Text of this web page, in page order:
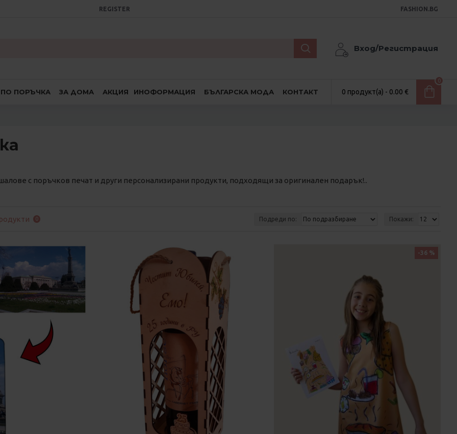
REGISTER FASHION.BG
Вход/Регистрация
ПО ПОРЪЧКА ЗА ДОМА АКЦИЯ ИНОФОРМАЦИЯ БЪЛГАРСКА МОДА КОНТАКТ 0 продукт(а) - 0.00 €
0
с поръчков печат и други персонализирани продукти, подходящи за оригинален подарък!..
0 Подреди по: Покажи:
-36 %